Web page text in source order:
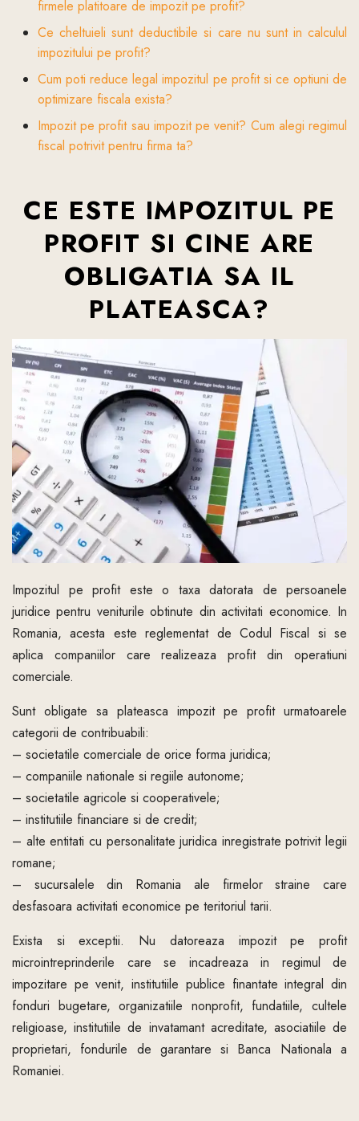
firmele platitoare de impozit pe profit?
Ce cheltuieli sunt deductibile si care nu sunt in calculul
impozitului pe profit?
Cum poti reduce legal impozitul pe profit si ce optiuni de
optimizare fiscala exista?
Impozit pe profit sau impozit pe venit? Cum alegi regimul
fiscal potrivit pentru firma ta?
CE ESTE IMPOZITUL PE
PROFIT SI CINE ARE
OBLIGATIA SA IL
PLATEASCA?
Impozitul pe profit este o taxa datorata de persoanele
juridice pentru veniturile obtinute din activitati economice. In
Romania, acesta este reglementat de Codul Fiscal si se
aplica companiilor care realizeaza profit din operatiuni
comerciale.
Sunt obligate sa plateasca impozit pe profit urmatoarele
categorii de contribuabili:
– societatile comerciale de orice forma juridica;
– companiile nationale si regiile autonome;
– societatile agricole si cooperativele;
– institutiile financiare si de credit;
– alte entitati cu personalitate juridica inregistrate potrivit legii
romane;
– sucursalele din Romania ale firmelor straine care
desfasoara activitati economice pe teritoriul tarii.
Exista si exceptii. Nu datoreaza impozit pe profit
microintreprinderile care se incadreaza in regimul de
impozitare pe venit, institutiile publice finantate integral din
fonduri bugetare, organizatiile nonprofit, fundatiile, cultele
religioase, institutiile de invatamant acreditate, asociatiile de
proprietari, fondurile de garantare si Banca Nationala a
Romaniei.